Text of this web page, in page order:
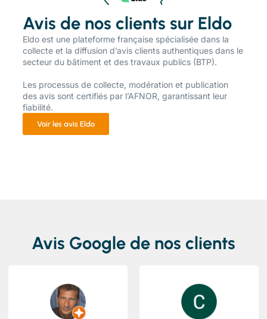
Avis de nos clients sur Eldo
​Eldo est une plateforme française spécialisée dans la
collecte et la diffusion d’avis clients authentiques dans le
secteur du bâtiment et des travaux publics (BTP).
Les processus de collecte, modération et publication
des avis sont certifiés par l’AFNOR, garantissant leur
fiabilité.
Voir les avis Eldo
Avis Google de nos clients